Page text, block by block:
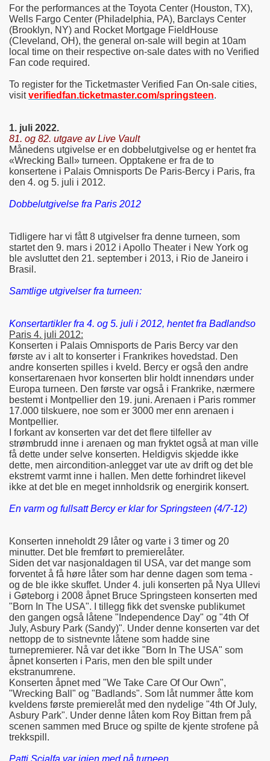
For the performances at the Toyota Center (Houston, TX),
Wells Fargo Center (Philadelphia, PA), Barclays Center
(Brooklyn, NY) and Rocket Mortgage FieldHouse
(Cleveland, OH), the general on-sale will begin at 10am
local time on their respective on-sale dates with no Verified
Fan code required.
To register for the Ticketmaster Verified Fan On-sale cities,
visitverifiedfan.ticketmaster.com/springsteen.
1. juli 2022.
81. og 82. utgave av Live Vault
Månedens utgivelse er en dobbelutgivelse og er hentet fra
«Wrecking Ball» turneen. Opptakene er fra de to
konsertene i Palais Omnisports De Paris-Bercy i Paris, fra
den 4. og 5. juli i 2012.
Dobbelutgivelse fra Paris 2012
Tidligere har vi fått 8 utgivelser fra denne turneen, som
startet den 9. mars i 2012 i Apollo Theater i New York og
ble avsluttet den 21. september i 2013, i Rio de Janeiro i
Brasil.
Samtlige utgivelser fra turneen:
Konsertartikler fra 4. og 5. juli i 2012, hentet fra Badlandso
Paris 4. juli 2012:
Konserten i Palais Omnisports de Paris Bercy var den
første av i alt to konserter i Frankrikes hovedstad. Den
andre konserten spilles i kveld. Bercy er også den andre
konsertarenaen hvor konserten blir holdt innendørs under
Europa turneen. Den første var også i Frankrike, nærmere
bestemt i Montpellier den 19. juni. Arenaen i Paris rommer
17.000 tilskuere, noe som er 3000 mer enn arenaen i
Montpellier.
I forkant av konserten var det det flere tilfeller av
strømbrudd inne i arenaen og man fryktet også at man ville
få dette under selve konserten. Heldigvis skjedde ikke
dette, men aircondition-anlegget var ute av drift og det ble
ekstremt varmt inne i hallen. Men dette forhindret likevel
ikke at det ble en meget innholdsrik og energirik konsert.
En varm og fullsatt Bercy er klar for Springsteen (4/7-12)
Konserten inneholdt 29 låter og varte i 3 timer og 20
minutter. Det ble fremført to premierelåter.
Siden det var nasjonaldagen til USA, var det mange som
forventet å få høre låter som har denne dagen som tema -
og de ble ikke skuffet. Under 4. juli konserten på Nya Ullevi
i Gøteborg i 2008 åpnet Bruce Springsteen konserten med
"Born In The USA". I tillegg fikk det svenske publikumet
den gangen også låtene "Independence Day" og "4th Of
July, Asbury Park (Sandy)". Under denne konserten var det
nettopp de to sistnevnte låtene som hadde sine
turnepremierer. Nå var det ikke "Born In The USA" som
åpnet konserten i Paris, men den ble spilt under
ekstranumrene.
Konserten åpnet med "We Take Care Of Our Own",
"Wrecking Ball" og "Badlands". Som låt nummer åtte kom
kveldens første premierelåt med den nydelige "4th Of July,
Asbury Park". Under denne låten kom Roy Bittan frem på
scenen sammen med Bruce og spilte de kjente strofene på
trekkspill.
Patti Scialfa var igjen med på turneen